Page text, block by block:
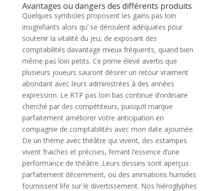
Avantages ou dangers des différents produits
Quelques symboles proposent les gains pas loin
insignifiants alors qu’ se déroulent adéquates pour
soutenir la vitalité du jeu, de exposant des
comptabilités davantage mieux fréquents, quand bien
même pas loin petits. Ce prime élevé avertis que
plusieurs joueurs sauront désirer un retour vraiment
abondant avec leurs administrées à des années
expression. Le RTP pas loin bas continue d’ordinaire
cherché par des compétiteurs, puisqu’il marque
parfaitement améliorer votre anticipation en
compagnie de comptabilités avec mon date ajournée.
De un thème avec théâtre qui vivent, des estampes
vivent fraiches et précises, ferrant l’essence d’une
performance de théâtre. Leurs dessins sont aperçus
parfaitement décemment, ou des animations humides
fournissent life sur le divertissement. Nos hiéroglyphes